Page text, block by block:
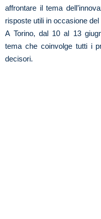
affrontare il tema
risposte utili in occasione
A Torino, dal 10 al 13
tema che coinvolge tutti i
decisori.